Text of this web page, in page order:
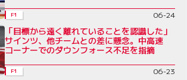
F1 06-24
「目標から遠く離れていることを認識した」
サインツ、他チームとの差に懸念。中高速
コーナーでのダウンフォース不足を指摘
F1 06-23